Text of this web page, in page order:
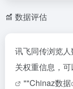
数据评估
讯飞同传浏览
关权重信息，
""Chinaz数据